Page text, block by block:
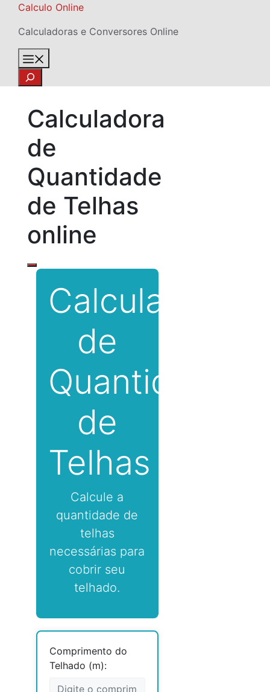
Skip
content
Calculo Online
Calculadoras e Conversores Online
Search
Calculadora
de
Quantidade
de Telhas
online
Calculadora
de
Quantidade
de
Telhas
Calcule a
quantidade de
telhas
necessárias para
cobrir seu
telhado.
Comprimento do
Telhado (m):